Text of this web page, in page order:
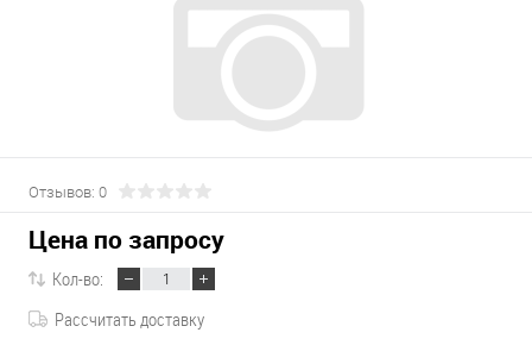
Отзывов: 0
Цена по запросу
Кол-во:
Рассчитать доставку